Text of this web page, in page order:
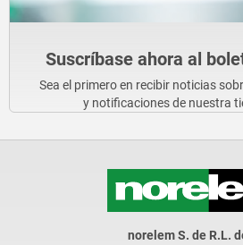
Suscríbase ahora al
Sea el primero en recibir noticias
y notificaciones de nuestra
norelem S. de R.L.